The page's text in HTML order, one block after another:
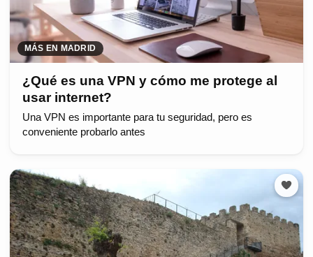
MÁS EN MADRID
¿Qué es una VPN y cómo me protege al
usar internet?
Una VPN es importante para tu seguridad, pero es
conveniente probarlo antes